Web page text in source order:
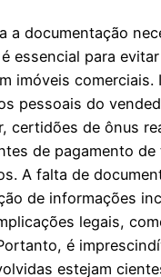
a documentação
essencial para
imóveis comerciais.
pessoais do
certidões de ônus
de pagamento
A falta de
de informações
legais,
é
estejam